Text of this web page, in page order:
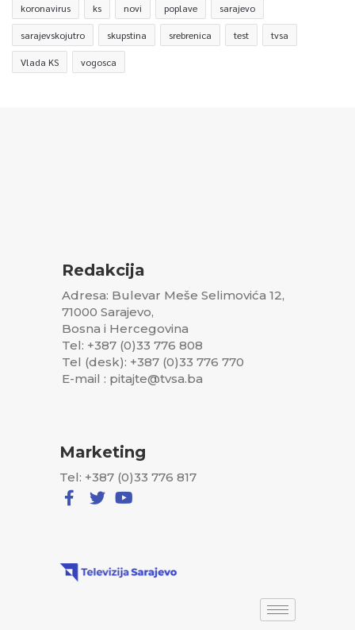
koronavirus ks novi poplave sarajevo
sarajevskojutro skupstina srebrenica test tvsa
Vlada KS vogosca
Redakcija
Adresa: Bulevar Meše Selimovića 12,
71000 Sarajevo,
Bosna i Hercegovina
Tel: +387 (0)33 776 808
Tel (desk): +387 (0)33 776 770
E-mail : pitajte@tvsa.ba
Marketing
Tel: +387 (0)33 776 817